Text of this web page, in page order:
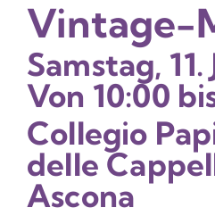
Vintage-
Samstag,
Von 10:00
Collegio
delle
Ascona